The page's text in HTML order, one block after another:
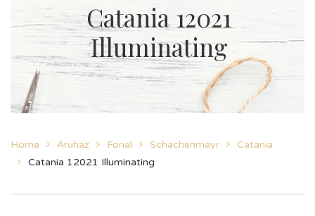
Catania 12021
Illuminating
Home Áruház Fonal Schachenmayr
Catania
Catania 12021 Illuminating